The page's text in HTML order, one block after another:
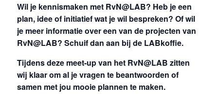
Wil je kennismaken met RvN@LAB? Heb je een
plan, idee of initiatief wat je wil bespreken? Of wil
je meer informatie over een van de projecten van
RvN@LAB? Schuif dan aan bij de LABkoffie.
Tijdens deze meet-up van het RvN@LAB zitten
wij klaar om al je vragen te beantwoorden of
samen met jou mooie plannen te maken.